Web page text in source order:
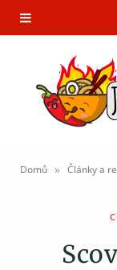
Domů » Články a